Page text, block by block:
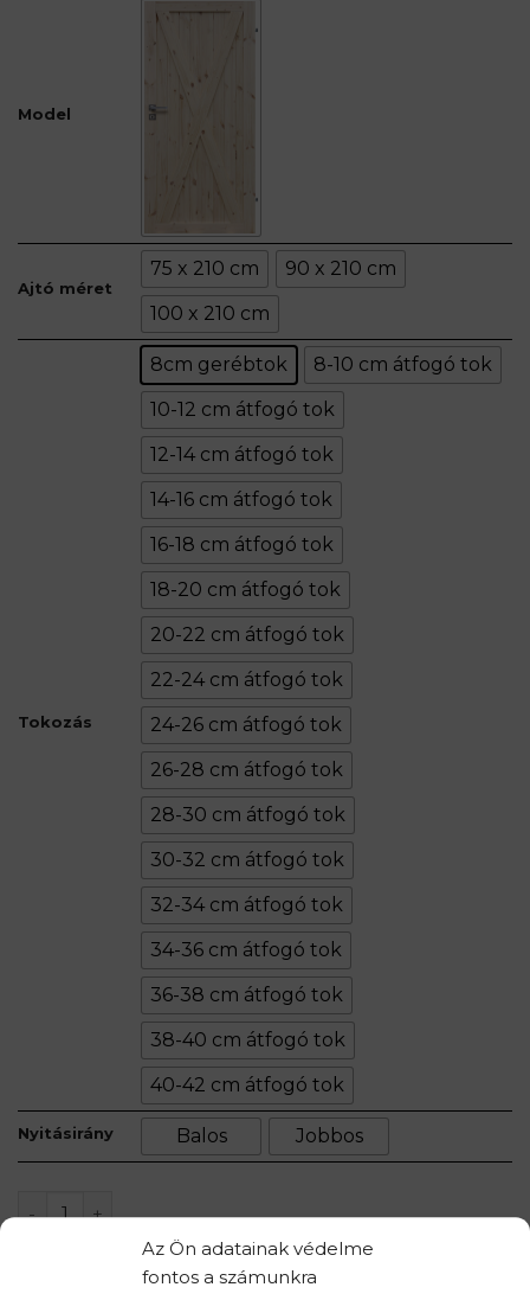
Az Ön adatainak védelme
fontos a számunkra
Model
Ajtó méret
75 x 210 cm
90 x 210 cm
100 x 210 cm
Tokozás
8cm gerébtok
8-10 cm átfogó tok
10-12 cm átfogó tok
12-14 cm átfogó tok
14-16 cm átfogó tok
16-18 cm átfogó tok
18-20 cm átfogó tok
20-22 cm átfogó tok
22-24 cm átfogó tok
24-26 cm átfogó tok
26-28 cm átfogó tok
28-30 cm átfogó tok
30-32 cm átfogó tok
32-34 cm átfogó tok
34-36 cm átfogó tok
36-38 cm átfogó tok
38-40 cm átfogó tok
40-42 cm átfogó tok
Nyitásirány Balos Jobbos
LOFT XI mennyiség
KOSÁRBA TESZEM